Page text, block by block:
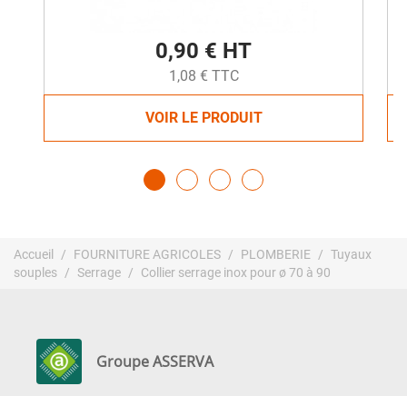
0,90 € HT
1,08 € TTC
VOIR LE PRODUIT
Accueil FOURNITURE AGRICOLES PLOMBERIE
Tuyaux
souples
Serrage Collier serrage inox pour ø 70 à 90
Groupe ASSERVA